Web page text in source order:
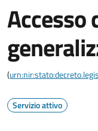
Accesso
(
Servizio attivo